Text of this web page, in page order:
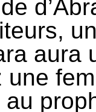
aura
une